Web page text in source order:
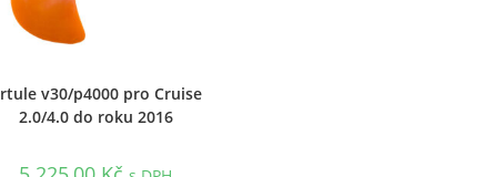
v30/p4000 pro Cruise
2.0/4.0 do roku 2016